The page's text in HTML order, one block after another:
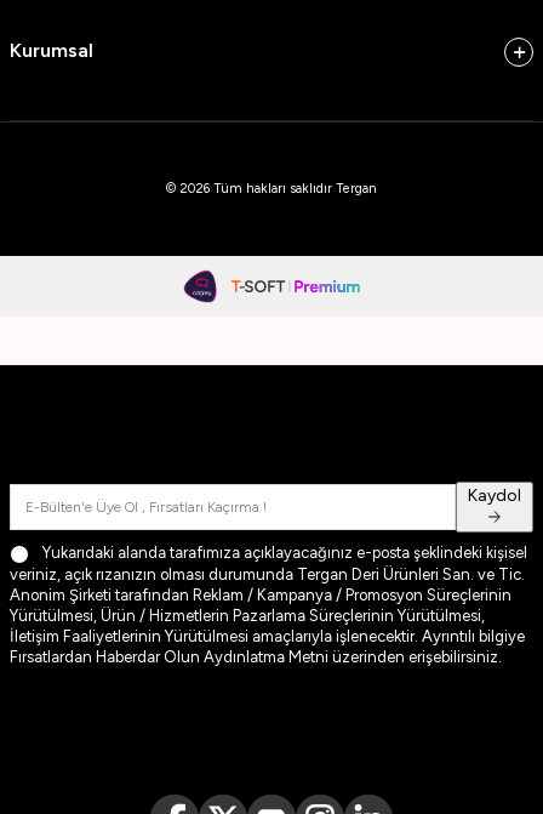
Kurumsal
© 2026 Tüm hakları saklıdır Tergan
Yukarıdaki alanda tarafımıza açıklayacağınız e-posta şeklindeki kişisel
veriniz, açık rızanızın olması durumunda Tergan Deri Ürünleri San. ve Tic.
Anonim Şirketi tarafından Reklam / Kampanya / Promosyon Süreçlerinin
Yürütülmesi, Ürün / Hizmetlerin Pazarlama Süreçlerinin Yürütülmesi,
İletişim Faaliyetlerinin Yürütülmesi amaçlarıyla işlenecektir. Ayrıntılı bilgiye
Fırsatlardan Haberdar Olun Aydınlatma Metni üzerinden erişebilirsiniz.